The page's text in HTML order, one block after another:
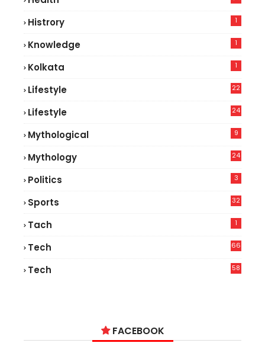
Histrory 1
Knowledge 1
Kolkata 1
Lifestyle
22
Lifestyle
24
Mythological 9
Mythology 24
Politics 3
Sports 32
Tach 1
Tech
66
Tech
58
FACEBOOK